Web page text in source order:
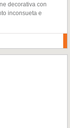
decorativa con
inconsueta e
non solo in